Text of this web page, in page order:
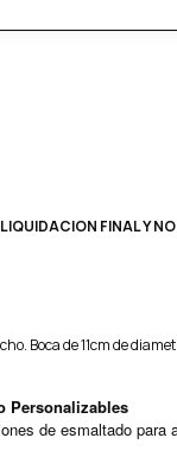
FINAL Y
Boca de 11cm de
Personalizables
de esmaltado para